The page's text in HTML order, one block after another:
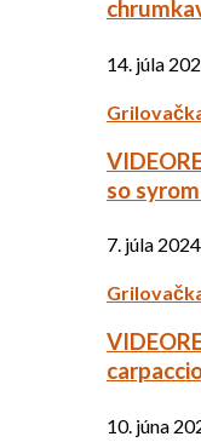
14. júla
so
7. júla 2024
10. júna